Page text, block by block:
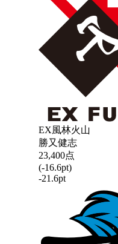
EX風林火山
勝又健志
23,400点
(-16.6pt)
-21.6pt